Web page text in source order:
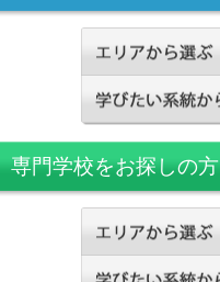
専門学校をお探しの方